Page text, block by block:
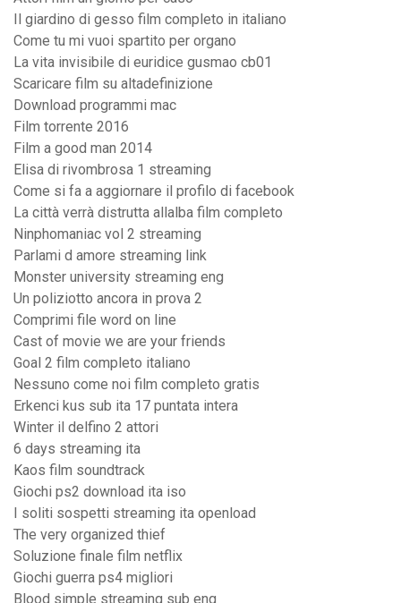
Il giardino di gesso film completo in italiano
Come tu mi vuoi spartito per organo
La vita invisibile di euridice gusmao cb01
Scaricare film su altadefinizione
Download programmi mac
Film torrente 2016
Film a good man 2014
Elisa di rivombrosa 1 streaming
Come si fa a aggiornare il profilo di facebook
La città verrà distrutta allalba film completo
Ninphomaniac vol 2 streaming
Parlami d amore streaming link
Monster university streaming eng
Un poliziotto ancora in prova 2
Comprimi file word on line
Cast of movie we are your friends
Goal 2 film completo italiano
Nessuno come noi film completo gratis
Erkenci kus sub ita 17 puntata intera
Winter il delfino 2 attori
6 days streaming ita
Kaos film soundtrack
Giochi ps2 download ita iso
I soliti sospetti streaming ita openload
The very organized thief
Soluzione finale film netflix
Giochi guerra ps4 migliori
Blood simple streaming sub eng